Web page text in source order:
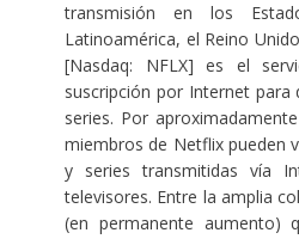
transmisión en los
Latinoamérica, el Reino
[Nasdaq: NFLX] es el
suscripción por Internet para
series. Por
miembros de Netflix pueden
y series transmitidas vía
televisores. Entre la amplia
(en permanente aumento)